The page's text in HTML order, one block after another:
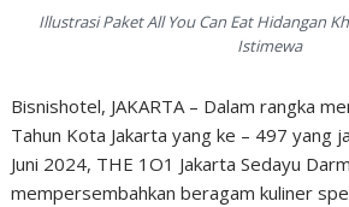
Illustrasi Paket All You Can Eat Hidangan
Istimewa
Bisnishotel, JAKARTA – Dalam rangka
Tahun Kota Jakarta yang ke – 497 yang
Juni 2024, THE 1O1 Jakarta Sedayu
mempersembahkan beragam kuliner